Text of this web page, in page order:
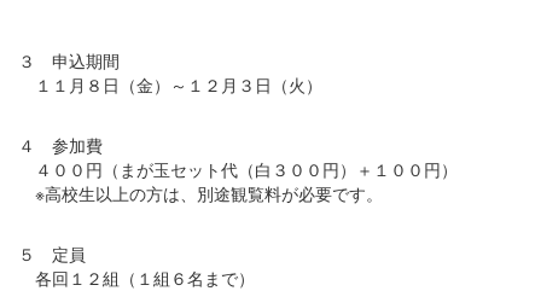
３ 申込期間
１１月８日（金）～１２月３日（火）
４ 参加費
４００円（まが玉セット代（白３００円）＋１００円）
※高校生以上の方は、別途観覧料が必要です。
５ 定員
各回１２組（１組６名まで）